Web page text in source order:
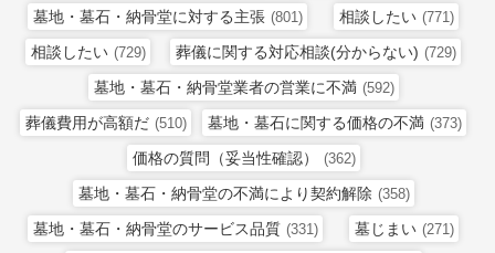
墓地・墓石・納骨堂に対する主張 (801) 相談したい (771)
相談したい (729) 葬儀に関する対応相談(分からない) (729)
墓地・墓石・納骨堂業者の営業に不満 (592)
葬儀費用が高額だ (510) 墓地・墓石に関する価格の不満 (373)
価格の質問（妥当性確認） (362)
墓地・墓石・納骨堂の不満により契約解除 (358)
墓地・墓石・納骨堂のサービス品質 (331) 墓じまい (271)